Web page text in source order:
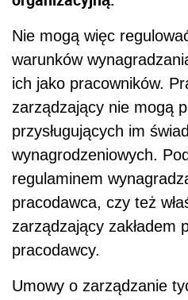
Nie mogą więc
warunków
ich jako pracowników.
zarządzający nie mogą
przysługujących im
wynagrodzeniowych.
regulaminem
pracodawca, czy też
zarządzający zakładem
pracodawcy.
Umowy o zarządzanie